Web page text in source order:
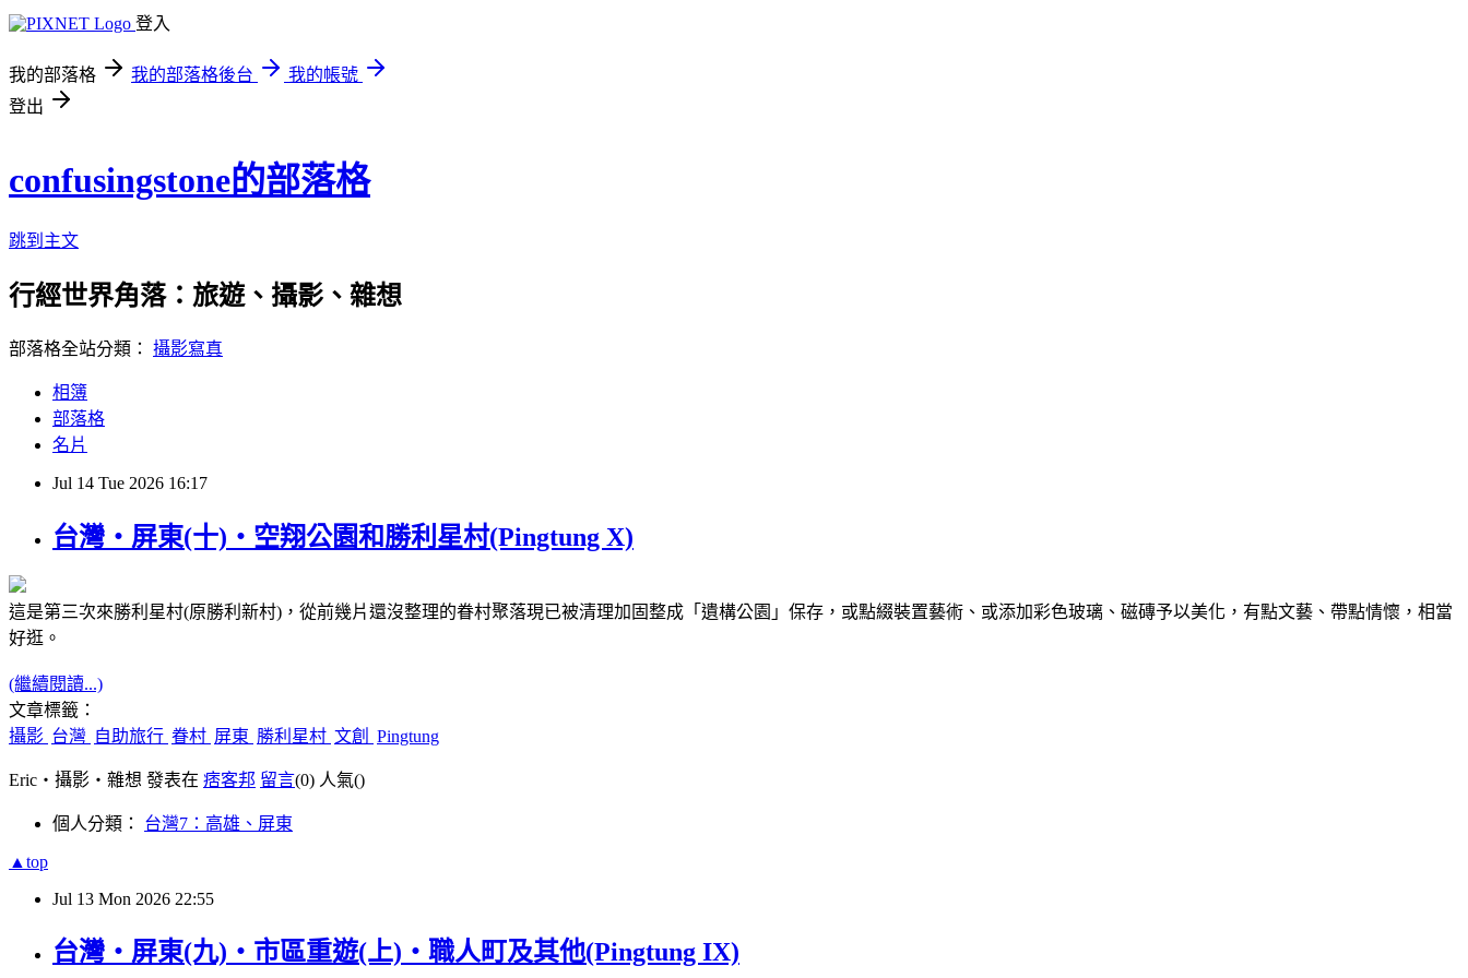
登入
我的部落格 我的部落格後台
我的帳號
登出
confusingstone的部落格
跳到主文
行經世界角落：旅遊、攝影、雜想
部落格全站分類： 攝影寫真
相簿
部落格
名片
Jul 14 Tue 2026 16:17
台灣‧屏東(十)‧空翔公園和勝利星村(Pingtung X)
這是第三次來勝利星村(原勝利新村)，從前幾片還沒整理的眷村聚落現已被清理加固整成「遺構公園」保存，或點綴裝置藝術、或添加彩色玻璃、磁磚予以美化，有點文藝、帶點情懷，相當
好逛。
(繼續閱讀...)
文章標籤：
攝影 台灣 自助旅行 眷村 屏東 勝利星村 文創 Pingtung
Eric‧攝影‧雜想 發表在 痞客邦 留言(0) 人氣()
個人分類： 台灣7：高雄、屏東
▲top
Jul 13 Mon 2026 22:55
台灣‧屏東(九)‧市區重遊(上)‧職人町及其他(Pingtung IX)